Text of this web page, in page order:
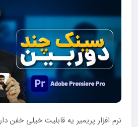
نرم افزار پریمیر یه قابلیت خیلی خفن